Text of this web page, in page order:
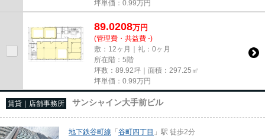
坪単価： 0.99万円
89.0208万円
(管理費・共益費 -)
敷：12ヶ月｜礼：0ヶ月
所在階：5階
坪数：89.92坪｜面積：297.25㎡
坪単価： 0.99万円
賃貸｜店舗事務所 サンシャイン大手前ビル
地下鉄谷町線 「谷町四丁目 」駅 徒歩2分